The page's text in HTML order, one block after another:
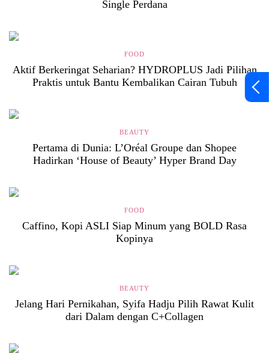
Single Perdana
FOOD
Aktif Berkeringat Seharian? HYDROPLUS Jadi Pilihan
Praktis untuk Bantu Kembalikan Cairan Tubuh
BEAUTY
Pertama di Dunia: L’Oréal Groupe dan Shopee
Hadirkan ‘House of Beauty’ Hyper Brand Day
FOOD
Caffino, Kopi ASLI Siap Minum yang BOLD Rasa
Kopinya
BEAUTY
Jelang Hari Pernikahan, Syifa Hadju Pilih Rawat Kulit
dari Dalam dengan C+Collagen